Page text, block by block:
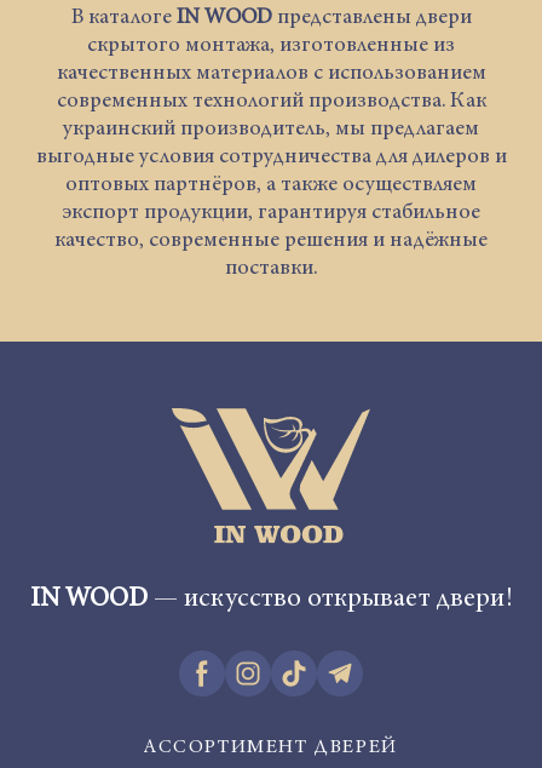
В каталогеIN WOODпредставлены двери
скрытого монтажа, изготовленные из
качественных материалов с использованием
современных технологий производства. Как
украинский производитель, мы предлагаем
выгодные условия сотрудничества для дилеров и
оптовых партнёров, а также осуществляем
экспорт продукции, гарантируя стабильное
качество, современные решения и надёжные
поставки.
IN WOOD— искусство открывает двери!
АССОРТИМЕНТ ДВЕРЕЙ